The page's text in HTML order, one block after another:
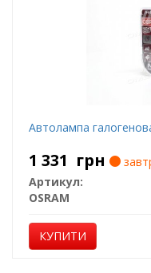
Автолампа
1 331 грн
Артикул:
OSRAM
КУПИТИ